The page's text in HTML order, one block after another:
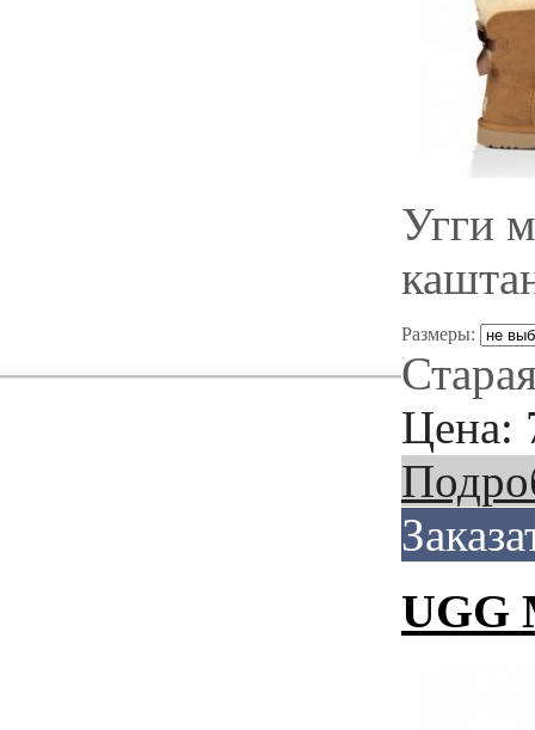
Угги
Размеры:
Цена:
UGG